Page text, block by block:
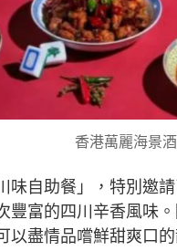
香港萬麗海景
味自助餐」，特別邀
豐富的四川辛香風味
以盡情品嚐鮮甜爽口